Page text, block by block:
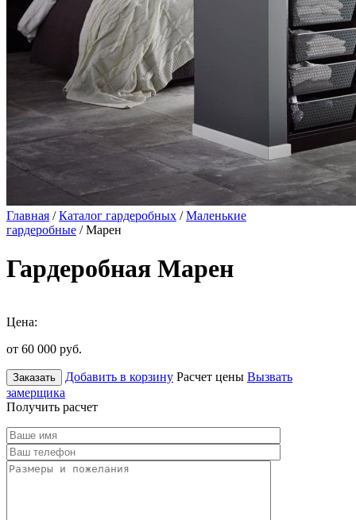
Главная /Каталог гардеробных /Маленькие
гардеробные / Марен
Гардеробная Марен
Цена:
от 60 000 руб.
Заказать Добавить в корзину Расчет цены Вызвать
замерщика
Получить расчет